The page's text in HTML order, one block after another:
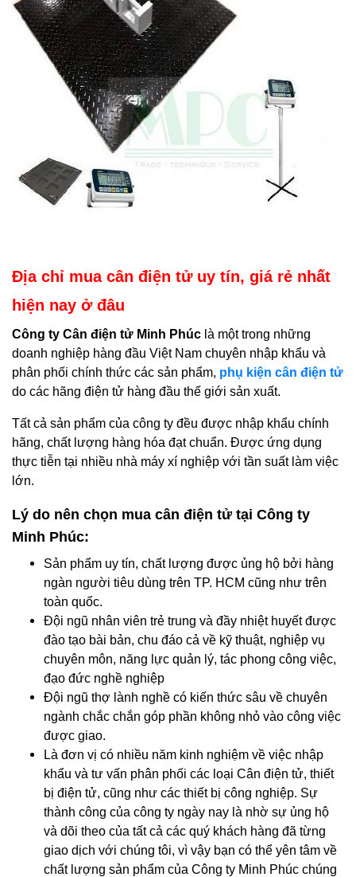
Địa chỉ mua cân điện tử uy tín, giá rẻ nhất
hiện nay ở đâu
Công ty Cân điện tử Minh Phúc là một trong những
doanh nghiệp hàng đầu Việt Nam chuyên nhập khẩu và
phân phối chính thức các sản phẩm, phụ kiện cân điện tử
do các hãng điện tử hàng đầu thế giới sản xuất.
Tất cả sản phẩm của công ty đều được nhập khẩu chính
hãng, chất lượng hàng hóa đạt chuẩn. Được ứng dụng
thực tiễn tại nhiều nhà máy xí nghiệp với tần suất làm việc
lớn.
Lý do nên chọn mua cân điện tử tại Công ty
Minh Phúc:
Sản phẩm uy tín, chất lượng được ủng hộ bởi hàng
ngàn người tiêu dùng trên TP. HCM cũng như trên
toàn quốc.
Đội ngũ nhân viên trẻ trung và đầy nhiệt huyết được
đào tạo bài bản, chu đáo cả về kỹ thuật, nghiệp vụ
chuyên môn, năng lực quản lý, tác phong công việc,
đạo đức nghề nghiệp
Đội ngũ thợ lành nghề có kiến thức sâu về chuyên
ngành chắc chắn góp phần không nhỏ vào công việc
được giao.
Là đơn vị có nhiều năm kinh nghiệm về việc nhập
khẩu và tư vấn phân phối các loại Cân điện tử, thiết
bị điện tử, cũng như các thiết bị công nghiệp. Sự
thành công của công ty ngày nay là nhờ sự ủng hộ
và dõi theo của tất cả các quý khách hàng đã từng
giao dịch với chúng tôi, vì vậy bạn có thể yên tâm về
chất lượng sản phẩm của Công ty Minh Phúc chúng